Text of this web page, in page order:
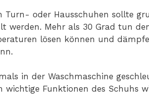
Turn- oder Hausschuhen sollte
werden. Mehr als 30 Grad tun
lösen können und
in der Waschmaschine
wichtige Funktionen des Schuhs